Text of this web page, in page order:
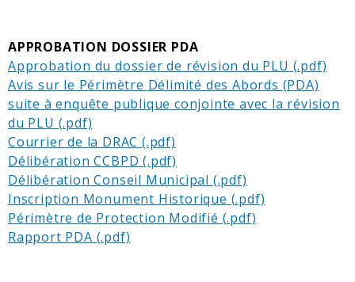
APPROBATION DOSSIER PDA
Approbation du dossier de révision du PLU
Avis sur le Périmètre Délimité des Abords (PDA)
suite à enquête publique conjointe avec la révision
du PLU
Courrier de la DRAC
Délibération CCBPD
Délibération Conseil Municipal
Inscription Monument Historique
Périmètre de Protection Modifié
Rapport PDA